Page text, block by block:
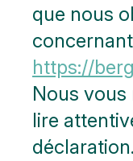
que nous
https://
Nous
lire